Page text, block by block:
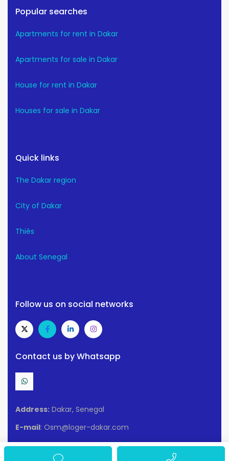
Popular searches
Apartments for rent in Dakar
Apartments for sale in Dakar
House for rent in Dakar
Houses for sale in Dakar
Quick links
The Dakar region
City of Dakar
Thiès
About Senegal
Follow us on social networks
Contact us by Whatsapp
Address: Dakar, Senegal
E-mail: Osm@loger-dakar.com